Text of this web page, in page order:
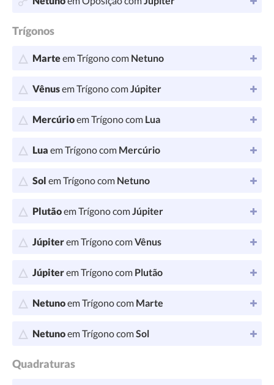
Trígonos
Marteem Trígono com Netuno
Vênusem Trígono comJúpiter
Mercúrioem Trígono com Lua
Lua em Trígono com Mercúrio
Sol em Trígono com Netuno
Plutãoem Trígono comJúpiter
Júpiterem Trígono comVênus
Júpiterem Trígono com Plutão
Netunoem Trígono com Marte
Netunoem Trígono comSol
Quadraturas